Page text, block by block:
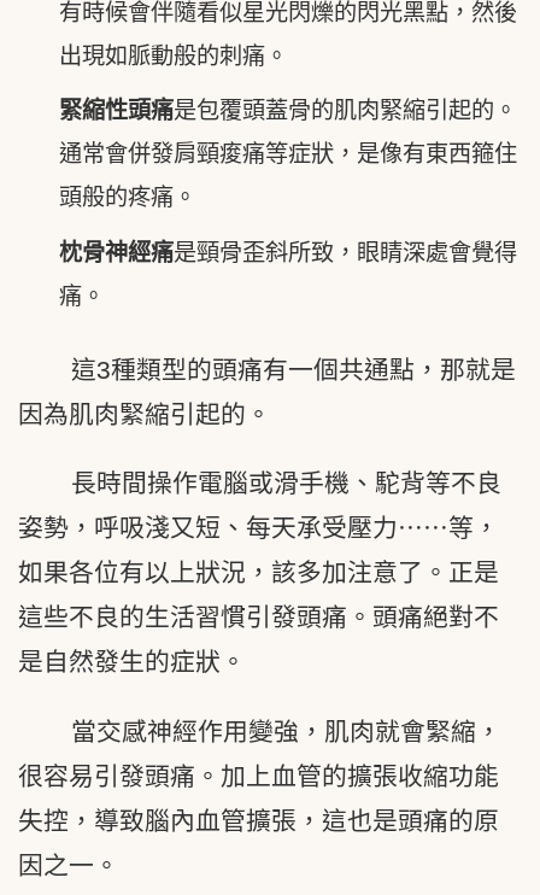
有時候會伴隨看似星光閃爍的閃光黑點，然後
出現如脈動般的刺痛。
緊縮性頭痛是包覆頭蓋骨的肌肉緊縮引起的。
通常會併發肩頸痠痛等症狀，是像有東西箍住
頭般的疼痛。
枕骨神經痛是頸骨歪斜所致，眼睛深處會覺得
痛。
這3種類型的頭痛有一個共通點，那就是
因為肌肉緊縮引起的。
長時間操作電腦或滑手機、駝背等不良
姿勢，呼吸淺又短、每天承受壓力⋯⋯等，
如果各位有以上狀況，該多加注意了。正是
這些不良的生活習慣引發頭痛。頭痛絕對不
是自然發生的症狀。
當交感神經作用變強，肌肉就會緊縮，
很容易引發頭痛。加上血管的擴張收縮功能
失控，導致腦內血管擴張，這也是頭痛的原
因之一。